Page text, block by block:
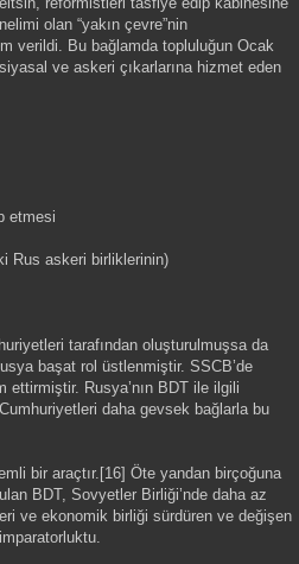
olan “yakın çevre”nin
verildi. Bu bağlamda topluluğun Ocak
ve askeri çıkarlarına hizmet eden
etmesi
Rus askeri birliklerinin)
tarafından oluşturulmuşsa da
başat rol üstlenmiştir. SSCB’de
ettirmiştir. Rusya’nın BDT ile ilgili
daha gevsek bağlarla bu
bir araçtır.[16] Öte yandan birçoğuna
BDT, Sovyetler Birliği’nde daha az
ve ekonomik birliği sürdüren ve değişen